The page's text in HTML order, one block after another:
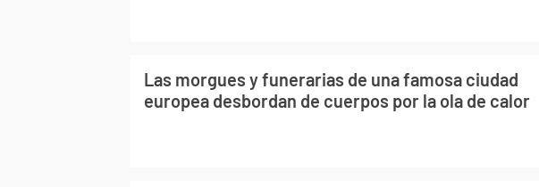
Las morgues y funerarias de una famosa ciudad
europea desbordan de cuerpos por la ola de calor